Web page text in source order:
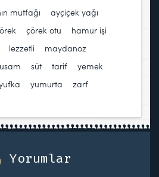
mutfağı ayçiçek yağı
çörek otu hamur işi
lezzetli maydanoz
süt tarif yemek
yumurta
zarf
Yorumlar